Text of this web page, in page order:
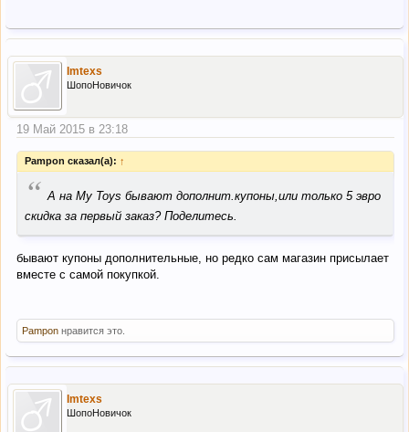
Imtexs
ШопоНовичок
19 Май 2015 в 23:18
Pampon сказал(а): ↑
“ А на My Toys бывают дополнит.купоны,или только 5 эвро
скидка за первый заказ? Поделитесь.
бывают купоны дополнительные, но редко сам магазин присылает
вместе с самой покупкой.
Pampon нравится это.
Imtexs
ШопоНовичок